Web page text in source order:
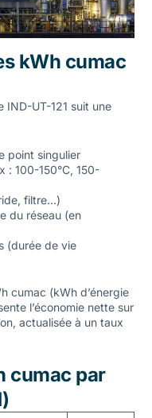
kWh cumac
IND-UT-121 suit une
point singulier
: 100-150°C, 150-
filtre…)
du réseau (en
(durée de vie
cumac (kWh d’énergie
l’économie nette sur
actualisée à un taux
cumac par